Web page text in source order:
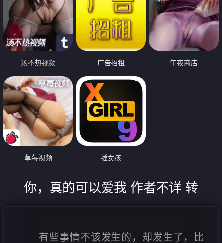
汤不热视频 广告招租 午夜商店
草莓视频 插女孩
你，真的可以爱我 作者不详 转
有些事情不该发生的，却发生了，比